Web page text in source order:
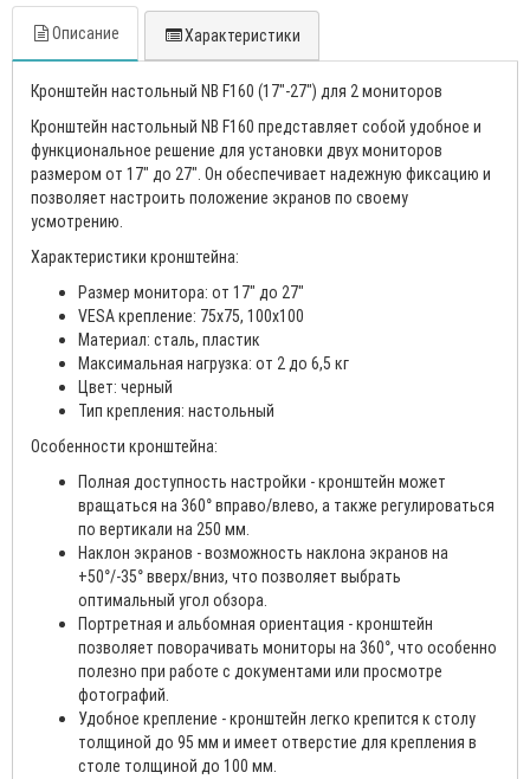
Описание Характеристики
Кронштейн настольный NB F160 (17"-27") для 2 мониторов
Кронштейн настольный NB F160 представляет собой удобное и
функциональное решение для установки двух мониторов
размером от 17" до 27". Он обеспечивает надежную фиксацию и
позволяет настроить положение экранов по своему
усмотрению.
Характеристики кронштейна:
Размер монитора: от 17" до 27"
VESA крепление: 75x75, 100x100
Материал: сталь, пластик
Максимальная нагрузка: от 2 до 6,5 кг
Цвет: черный
Тип крепления: настольный
Особенности кронштейна:
Полная доступность настройки - кронштейн может
вращаться на 360° вправо/влево, а также регулироваться
по вертикали на 250 мм.
Наклон экранов - возможность наклона экранов на
+50°/-35° вверх/вниз, что позволяет выбрать
оптимальный угол обзора.
Портретная и альбомная ориентация - кронштейн
позволяет поворачивать мониторы на 360°, что особенно
полезно при работе с документами или просмотре
фотографий.
Удобное крепление - кронштейн легко крепится к столу
толщиной до 95 мм и имеет отверстие для крепления в
столе толщиной до 100 мм.